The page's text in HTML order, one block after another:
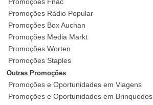
Promoções Fnac
Promoções Rádio Popular
Promoções Box Auchan
Promoções Media Markt
Promoções Worten
Promoções Staples
Outras Promoções
Promoções e Oportunidades em Viagens
Promoções e Oportunidades em Brinquedos